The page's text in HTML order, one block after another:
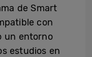
de Smart
con
un entorno
estudios en